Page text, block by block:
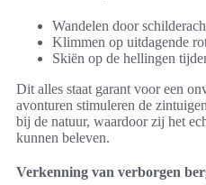
Wandelen door
Klimmen op uitdagende
Skiën op de hellingen
Dit alles staat garant voor een
avonturen stimuleren de
bij de natuur, waardoor zij het
kunnen beleven.
Verkenning van verborgen